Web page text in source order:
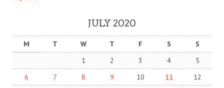
JULY 2020
M T W T F S
S
1
2 3 4
5
6
7 8 9 10 11
12